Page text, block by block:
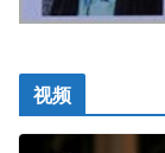
视频